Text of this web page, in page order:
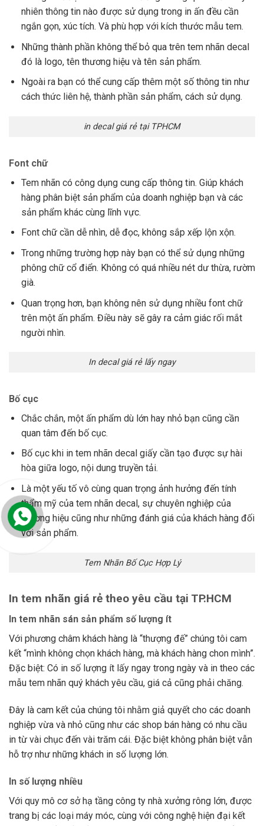
nhiên thông tin nào được sử dụng trong in ấn đều cần
ngắn gọn, xúc tích. Và phù hợp với kích thước mẫu tem.
Những thành phần không thể bỏ qua trên tem nhãn decal
đó là logo, tên thương hiệu và tên sản phẩm.
Ngoài ra bạn có thể cung cấp thêm một số thông tin như
cách thức liên hệ, thành phần sản phẩm, cách sử dụng.
in decal giá rẻ tại TPHCM
Font chữ
Tem nhãn có công dụng cung cấp thông tin. Giúp khách
hàng phân biệt sản phẩm của doanh nghiệp bạn và các
sản phẩm khác cùng lĩnh vực.
Font chữ cần dễ nhìn, dễ đọc, không sắp xếp lộn xộn.
Trong những trường hợp này bạn có thể sử dụng những
phông chữ cổ điển. Không có quá nhiều nét dư thừa, rườm
già.
Quan trọng hơn, bạn không nên sử dụng nhiều font chữ
trên một ấn phẩm. Điều này sẽ gây ra cảm giác rối mắt
người nhìn.
In decal giá rẻ lấy ngay
Bố cục
Chắc chắn, một ấn phẩm dù lớn hay nhỏ bạn cũng cần
quan tâm đến bố cục.
Bố cục khi in tem nhãn decal giấy cần tạo được sự hài
hòa giữa logo, nội dung truyền tải.
Là một yếu tố vô cùng quan trọng ảnh hưởng đến tính
thẩm mỹ của tem nhãn decal, sự chuyên nghiệp của
thương hiệu cũng như những đánh giá của khách hàng đối
với sản phẩm.
Tem Nhãn Bố Cục Hợp Lý
In tem nhãn giá rẻ theo yêu cầu tại TP.HCM
In tem nhãn sán sản phẩm số lượng ít
Với phương châm khách hàng là “thượng đế” chúng tôi cam
kết “mình không chọn khách hàng, mà khách hàng chon mình”.
Đặc biệt: Có in số lượng ít lấy ngay trong ngày và in theo các
mẫu tem nhãn quý khách yêu cầu, giá cả cũng phải chăng.
Đây là cam kết của chúng tôi nhằm giả quyết cho các doanh
nghiệp vừa và nhỏ cũng như các shop bán hàng có nhu cầu
in từ vài chục đến vài trăm cái. Đặc biệt không phân biệt vẫn
hỗ trợ như những khách in số lượng lớn.
In số lượng nhiều
Với quy mô cơ sở hạ tầng công ty nhà xưởng rông lớn, được
trang bị các loại máy móc, cùng với công nghệ hiện đại kết